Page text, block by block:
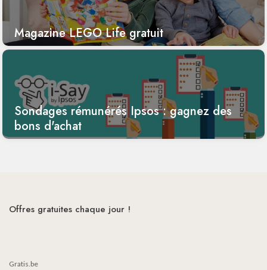
Magazine LEGO Life gratuit
Sondages rémunérés Ipsos : gagnez des
bons d'achat
Offres gratuites chaque jour !
Gratis.be